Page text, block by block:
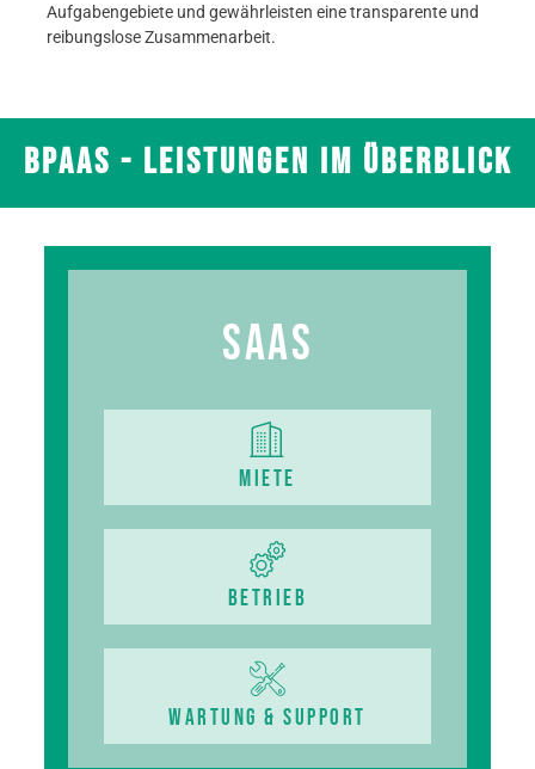
Aufgabengebiete und gewährleisten eine transparente und
reibungslose Zusammenarbeit.
BPaaS - Leistungen im Überblick
SaaS
Miete
Betrieb
Wartung & Support